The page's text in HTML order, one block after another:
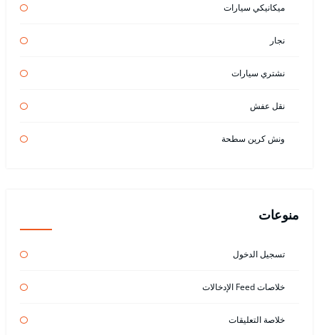
ميكانيكي سيارات
نجار
نشتري سيارات
نقل عفش
ونش كرين سطحة
منوعات
تسجيل الدخول
خلاصات Feed الإدخالات
خلاصة التعليقات